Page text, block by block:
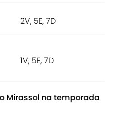
2V, 5E, 7D
1V, 5E, 7D
Mirassol na temporada